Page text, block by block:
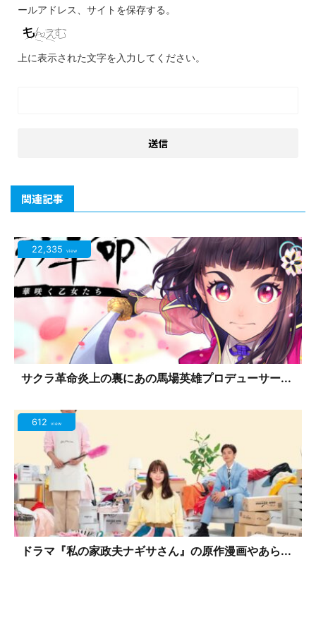
ールアドレス、サイトを保存する。
上に表示された文字を入力してください。
関連記事
22,335 view
サクラ革命炎上の裏にあの馬場英雄プロデューサー...
612 view
ドラマ『私の家政夫ナギサさん』の原作漫画やあら...